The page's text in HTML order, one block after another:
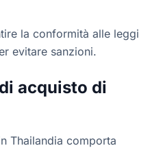
la conformità alle leggi
evitare sanzioni.
acquisto di
Thailandia comporta